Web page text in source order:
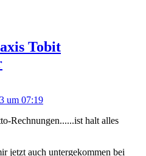
Tobit
um 07:19
Rechnungen......ist halt alles
jetzt auch untergekommen bei